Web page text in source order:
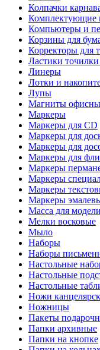
Колпачки
Комплектующие
Компьютеры и
Корзины для
Корректоры для
Ластики
Линеры
Лотки и
Лупы
Магниты
Маркеры
Маркеры для CD
Маркеры для
Маркеры для
Маркеры для
Маркеры
Маркеры
Маркеры
Маркеры
Масса для
Мелки восковые
Мыло
Наборы
Наборы
Настольные
Настольные
Настольные
Ножи
Ножницы
Пакеты
Папки архивные
Папки на кнопке